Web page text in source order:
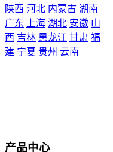
产品中心
陕西 河北 内蒙古 湖南
广东
上海 湖北 安徽 山
西 吉林 黑龙江 甘肃 福
建 宁夏 贵州 云南